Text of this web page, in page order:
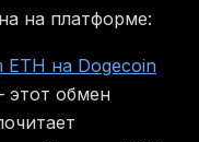
на платформе:
на Dogecoin
этот обмен